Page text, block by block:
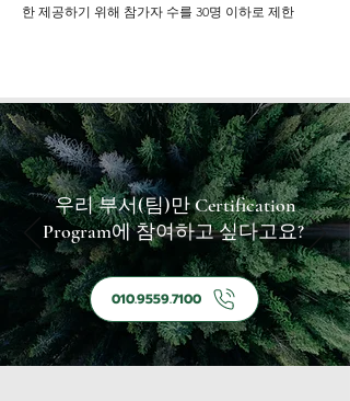
한 제공하기 위해 참가자 수를 30명 이하로 제한
우리 부서(팀)만 Certification
Program에 참여하고 싶다고요?
010.9559.7100